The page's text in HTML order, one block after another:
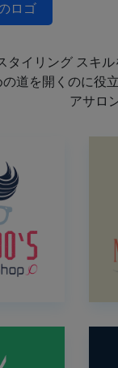
ロゴ
イリング スキ
道を開くのに役
アサロ